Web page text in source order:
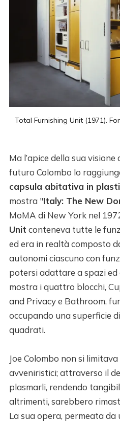
Total Furnishing Unit (1971).
Ma l’apice della sua
futuro Colombo lo
capsula abitativa in
mostra "Italy: The New
MoMA di New York nel
Unit conteneva tutte le
ed era in realtà composto
autonomi ciascuno con
potersi adattare a spazi ed
mostra i quattro blocchi,
and Privacy e Bathroom,
occupando una superficie
quadrati.
Joe Colombo non si
avveniristici; attraverso il
plasmarli, rendendo
altrimenti, sarebbero
La sua opera, permeata da